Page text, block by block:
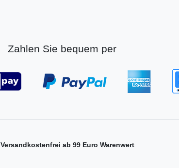
Zahlen Sie bequem per
Versandkostenfrei ab 99 Euro Warenwert